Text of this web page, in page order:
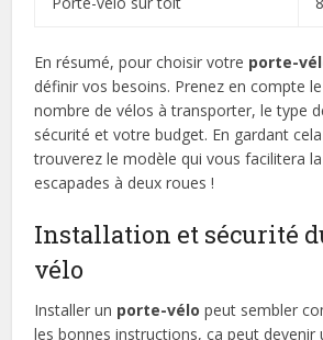
En résumé, pour choisir votre porte-
définir vos besoins. Prenez en compte
nombre de vélos à transporter, le type
sécurité et votre budget. En gardant cela
trouverez le modèle qui vous facilitera
escapades à deux roues !
Installation et sécurité
vélo
Installer un porte-vélo peut sembler
les bonnes instructions, ça peut devenir